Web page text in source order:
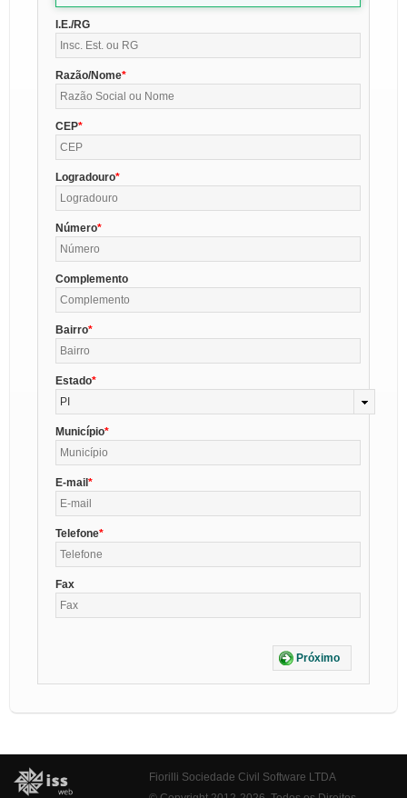
I.E./RG
Razão/Nome
CEP
Logradouro
Número
Complemento
Bairro
Estado
PI
Município
E-mail
Telefone
Fax
Próximo
Fiorilli Sociedade Civil Software LTDA